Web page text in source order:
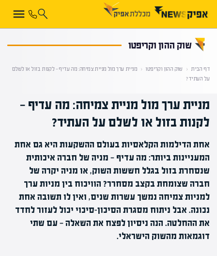
שוק ההון וקריפטו
דף הבית ‹ שוק ההון וקריפטו ‹ מניית ערך מול מניית צמיחה: מה עדיף — לקנות בזול או לשלם
על העתיד?
מניית ערך מול מניית צמיחה: מה עדיף —
לקנות בזול או לשלם על העתיד?
אחת הדילמות הקלאסיות בעולם ההשקעות היא גם אחת
המעניינות ביותר: מה עדיף — מניה של חברה איכותית
שנסחרת בזול בגלל חששות השוק, או מניה יקרה של
חברה שצומחת בקצב מסחרר? הוויכוח בין מניות ערך
למניות צמיחה נמשך עשרות שנים, ואין לו תשובה אחת
נכונה. אבל ניתוח מסגרת הסיכון-סיכוי יכול לעזור לחדד
את ההחלטה. הנה ניסיון לפצח את השאלה — עם שתי
דוגמאות מהשוק הישראלי.